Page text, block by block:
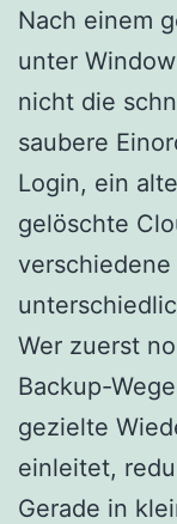
Nach einem
unter
nicht die
saubere
Login, ein
gelöschte
Wer zuerst
Backup-
gezielte
einleitet,
Gerade in